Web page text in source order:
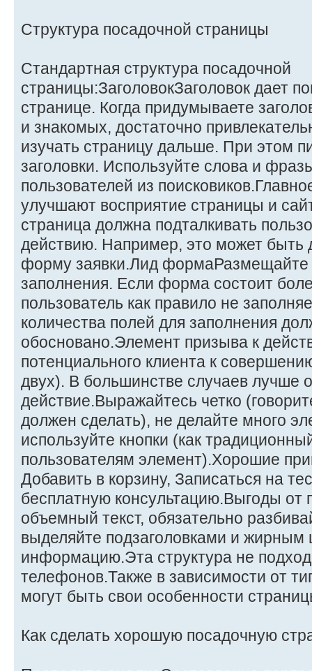
Структура посадочной страницы
Стандартная структура посадочной
страницы:ЗаголовокЗаголовок дает
странице. Когда придумываете
и знакомых, достаточно
изучать страницу дальше. При этом
заголовки. Используйте слова и
пользователей из
улучшают восприятие страницы и
страница должна подталкивать
действию. Например, это может
форму заявки.Лид формаРазмещайте
заполнения. Если форма состоит
пользователь как правило не
количества полей для заполнения
обосновано.Элемент призыва к
потенциального клиента к
двух). В большинстве случаев лучше
действие.Выражайтесь четко
должен сделать), не делайте много
используйте кнопки (как
пользователям элемент).Хорошие
Добавить в корзину, Записаться на
бесплатную консультацию.Выгоды от
объемный текст, обязательно
выделяйте подзаголовками и
информацию.Эта структура не
телефонов.Также в зависимости от
могут быть свои особенности
Как сделать хорошую посадочную